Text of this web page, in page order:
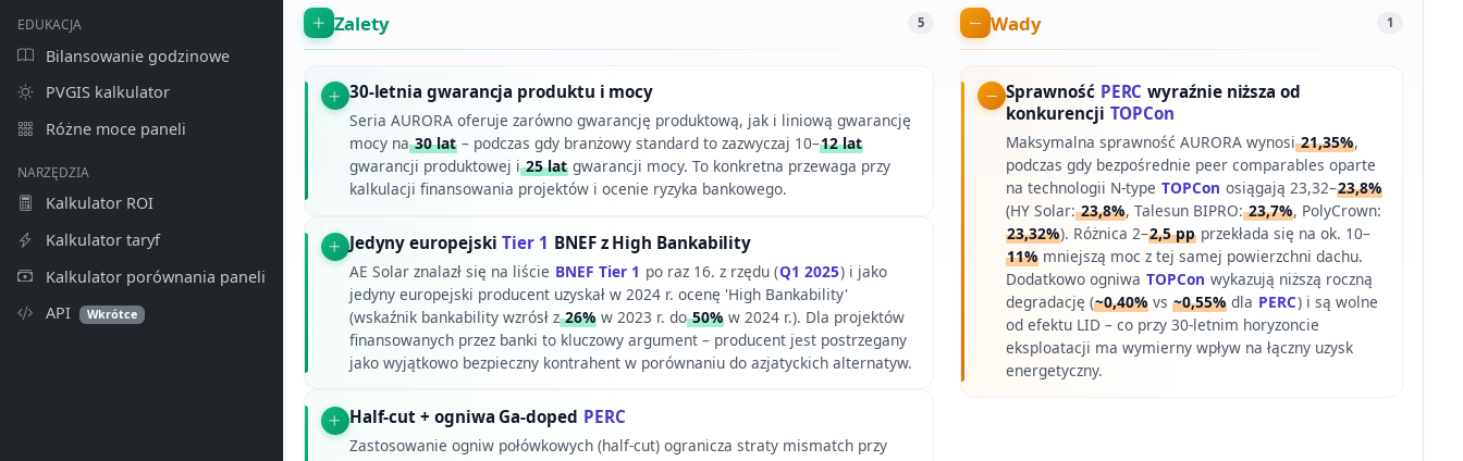
EDUKACJA
Bilansowanie godzinowe
PVGIS kalkulator
Różne moce paneli
NARZĘDZIA
Kalkulator ROI
Kalkulator taryf
Kalkulator porównania paneli
API
Wkrótce
Zalety 5
30-letnia gwarancja produktu i mocy
Seria AURORA oferuje zarówno gwarancję produktową, jak i liniową gwarancję
mocy na30 lat– podczas gdy branżowy standard to zazwyczaj 10–12 lat
gwarancji produktowej i25 latgwarancji mocy. To konkretna przewaga przy
kalkulacji finansowania projektów i ocenie ryzyka bankowego.
Jedyny europejski Tier 1 BNEF z High Bankability
AE Solar znalazł się na liście BNEF Tier 1 po raz 16. z rzędu (Q1 2025) i jako
jedyny europejski producent uzyskał w 2024 r. ocenę 'High Bankability'
(wskaźnik bankability wzrósł z26%w 2023 r. do50%w 2024 r.). Dla projektów
finansowanych przez banki to kluczowy argument – producent jest postrzegany
jako wyjątkowo bezpieczny kontrahent w porównaniu do azjatyckich alternatyw.
Half-cut + ogniwa Ga-doped PERC
Zastosowanie ogniw połówkowych (half-cut) ogranicza straty mismatch przy
Wady 1
Sprawność PERC wyraźnie niższa od
konkurencji TOPCon
Maksymalna sprawność AURORA wynosi21,35%,
podczas gdy bezpośrednie peer comparables oparte
na technologii N-type TOPCon osiągają 23,32–23,8%
(HY Solar:23,8%, Talesun BIPRO:23,7%, PolyCrown:
23,32%). Różnica 2–2,5 pp przekłada się na ok. 10–
11% mniejszą moc z tej samej powierzchni dachu.
Dodatkowo ogniwa TOPCon wykazują niższą roczną
degradację (~0,40% vs~0,55% dla PERC) i są wolne
od efektu LID – co przy 30-letnim horyzoncie
eksploatacji ma wymierny wpływ na łączny uzysk
energetyczny.